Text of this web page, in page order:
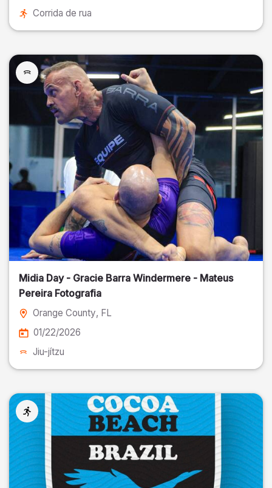
Corrida de rua
Midia Day - Gracie Barra Windermere - Mateus
Pereira Fotografia
Orange County, FL
01/22/2026
Jiu-jítzu